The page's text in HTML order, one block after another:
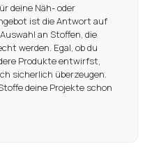
deine Näh- oder
ist die Antwort auf
an Stoffen, die
werden. Egal, ob du
Produkte entwirfst,
sicherlich überzeugen.
deine Projekte schon